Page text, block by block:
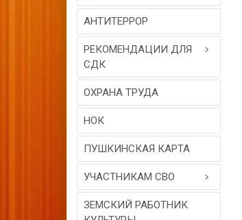
АНТИТЕРРОР
РЕКОМЕНДАЦИИ ДЛЯ
СДК
ОХРАНА ТРУДА
НОК
ПУШКИНСКАЯ КАРТА
УЧАСТНИКАМ СВО
ЗЕМСКИЙ РАБОТНИК